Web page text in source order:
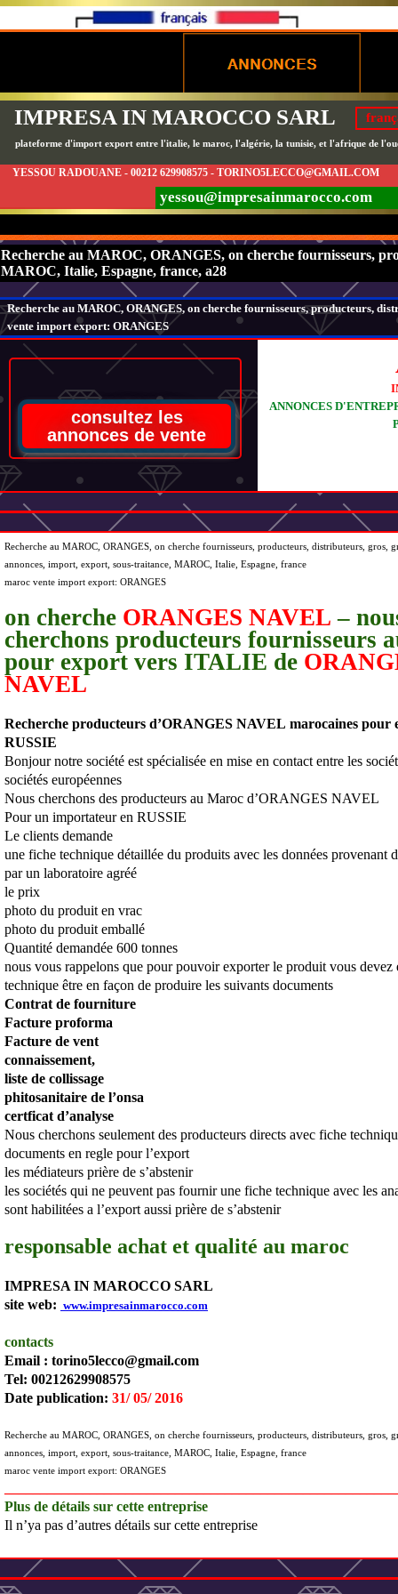
IMPRESA IN MAROCCO SARL
plateforme d'import export entre l'italie, le maroc, l'algérie, la tunisie, et l'afrique de
YESSOU RADOUANE - 00212 629908575 - TORINO5LECCO@GMAIL.COM
yessou@impresainmarocco.com
Recherche au MAROC, ORANGES, on cherche fournisseurs,
MAROC, Italie, Espagne, france, a28
Recherche au MAROC, ORANGES, on cherche fournisseurs, producteurs,
vente import export: ORANGES
consultez les
annonces de vente
ANNONCES
Recherche au MAROC, ORANGES, on cherche fournisseurs, producteurs, distributeurs, gros,
annonces, import, export, sous-traitance, MAROC, Italie, Espagne, france
maroc vente import export: ORANGES
on cherche ORANGES NAVEL–
cherchons producteurs fournisseurs
pour export vers ITALIE de
NAVEL
Recherche producteurs d’ORANGES NAVEL marocaines pour
RUSSIE
Bonjour notre société est spécialisée en mise en contact entre les
sociétés européennes
Nous cherchons des producteurs au Maroc d’ORANGES NAVEL
Pour un importateur en RUSSIE
Le clients demande
une fiche technique détaillée du produits avec les données provenant
par un laboratoire agréé
le prix
photo du produit en vrac
photo du produit emballé
Quantité demandée 600 tonnes
nous vous rappelons que pour pouvoir exporter le produit vous devez
technique être en façon de produire les suivants documents
Contrat de fourniture
Facture proforma
Facture de vent
connaissement,
liste de collissage
phitosanitaire de l’onsa
certficat d’analyse
Nous cherchons seulement des producteurs directs avec fiche
documents en regle pour l’export
les médiateurs prière de s’abstenir
les sociétés qui ne peuvent pas fournir une fiche technique avec les
sont habilitées a l’export aussi prière de s’abstenir
responsable achat et qualité au maroc
IMPRESA IN MAROCCO SARL
site web: www.impresainmarocco.com
contacts
Email : torino5lecco@gmail.com
Tel: 00212629908575
Date publication: 31/ 05/ 2016
Recherche au MAROC, ORANGES, on cherche fournisseurs, producteurs, distributeurs, gros,
annonces, import, export, sous-traitance, MAROC, Italie, Espagne, france
maroc vente import export: ORANGES
Plus de détails sur cette entreprise
Il n’ya pas d’autres détails sur cette entreprise